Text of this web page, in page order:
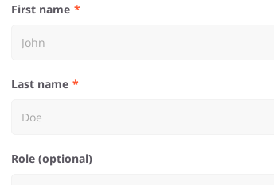
First name
Last name
Role (optional)